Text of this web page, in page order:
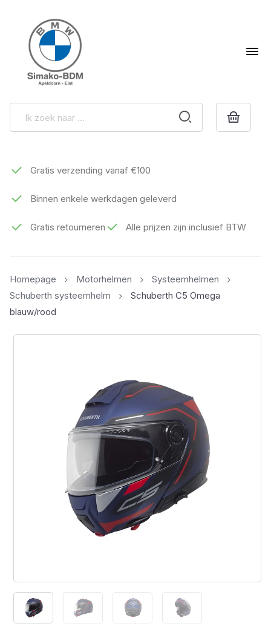
Gratis verzending vanaf €100
Binnen enkele werkdagen geleverd
Gratis retourneren Alle prijzen zijn inclusief BTW
Homepage Motorhelmen
Systeemhelmen
Schuberth systeemhelm
Schuberth C5 Omega
blauw/rood